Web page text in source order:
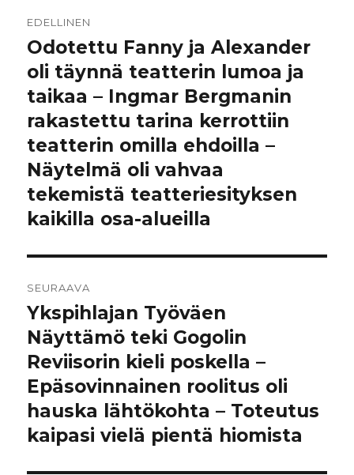
selaus
EDELLINEN
Edellinen
artikkeli:
Odotettu Fanny ja Alexander
oli täynnä teatterin lumoa ja
taikaa – Ingmar Bergmanin
rakastettu tarina kerrottiin
teatterin omilla ehdoilla –
Näytelmä oli vahvaa
tekemistä teatteriesityksen
kaikilla osa-alueilla
SEURAAVA
Seuraava
artikkeli:
Ykspihlajan Työväen
Näyttämö teki Gogolin
Reviisorin kieli poskella –
Epäsovinnainen roolitus oli
hauska lähtökohta – Toteutus
kaipasi vielä pientä hiomista